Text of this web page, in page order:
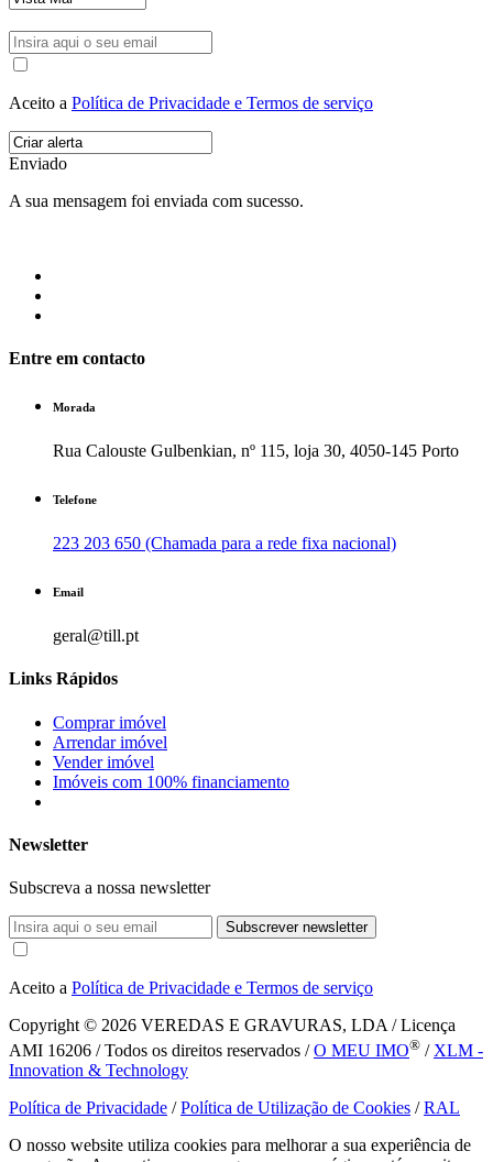
Aceito a Política de Privacidade e Termos de serviço
Enviado
A sua mensagem foi enviada com sucesso.
Entre em contacto
Morada
Rua Calouste Gulbenkian, nº 115, loja 30, 4050-145 Porto
Telefone
223 203 650 (Chamada para a rede fixa nacional)
Email
geral@till.pt
Links Rápidos
Comprar imóvel
Arrendar imóvel
Vender imóvel
Imóveis com 100% financiamento
Newsletter
Subscreva a nossa newsletter
Subscrever newsletter
Aceito a Política de Privacidade e Termos de serviço
Copyright © 2026 VEREDAS E GRAVURAS, LDA / Licença
AMI 16206 / Todos os direitos reservados /O MEU IMO® / XLM -
Innovation & Technology
Política de Privacidade /Política de Utilização de Cookies /RAL
O nosso website utiliza cookies para melhorar a sua experiência de